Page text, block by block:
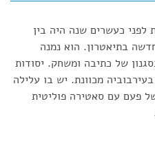
כעשרים שנה היה בין
בתיאטרון. הוא נמנה
של כתיבה ומשחק. יסודות
מכוונת. יש בו עלילה
פעם עם סאטירה פוליטית